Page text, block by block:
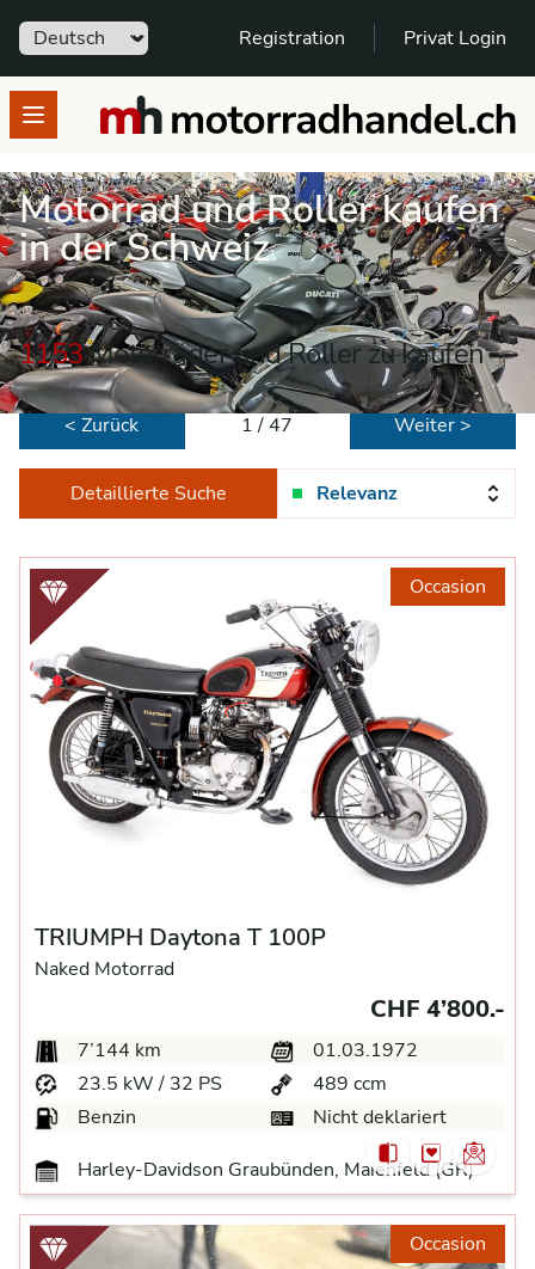
Sprache Registration Privat Login
Open menumotorradhandel.ch
Motorrad und Roller kaufen
in der Schweiz
1153Motorräder und Roller zu kaufen
< Zurück 1 / 47 Weiter >
Detaillierte Suche Relevanz
Occasion
TRIUMPH Daytona T 100P
Naked Motorrad
CHF 4’800.-
7’144 km
01.03.1972
23.5 kW / 32 PS
489 ccm
Benzin
Nicht deklariert
Harley-Davidson Graubünden, Maienfeld (GR)
Occasion